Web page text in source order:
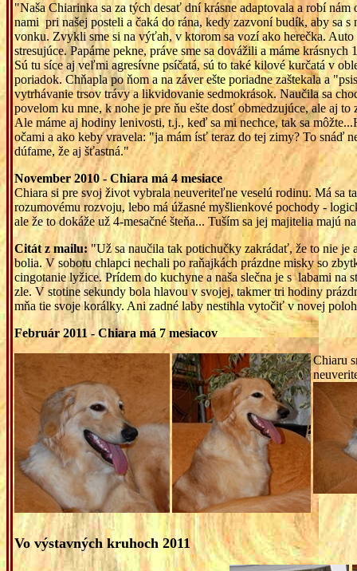
"Naša Chiarinka sa za tých desať dní krásne adaptovala a robí
nami pri našej posteli a čaká do rána, kedy zazvoní budík, aby sa
vonku. Zvykli sme si na výťah, v ktorom sa vozí ako herečka.
stresujúce. Papáme pekne, práve sme sa dovážili a máme
Sú tu síce aj veľmi agresívne psíčatá, sú to také kilové kurčatá v
poriadok. Chňapla po ňom a na záver ešte poriadne zaštekala a
vytrhávanie trsov trávy a likvidovanie sedmokrások. Naučila sa
povelom ku mne, k nohe je pre ňu ešte dosť obmedzujúce, ale aj
Ale máme aj hodiny lenivosti, t.j., keď sa mi nechce, tak sa
očami a ako keby vravela: "ja mám ísť teraz do tej zimy? To snáď
dúfame, že aj šťastná."
November 2010 - Chiara má 4 mesiace
Chiara si pre svoj život vybrala neuveriteľne veselú rodinu. Má sa
rozumovému rozvoju, lebo má úžasné myšlienkové pochody -
ale že to dokáže už 4-mesačné šteňa... Tuším sa jej majitelia majú
Citát z mailu: "Už sa naučila tak potichučky zakrádať, že to nie je
bolia. V sobotu chlapci nechali po raňajkách prázdne misky so
cingotanie lyžice. Prídem do kuchyne a naša slečna je s labami
zle. V stotine sekundy bola hlavou v svojej, takmer tri hodiny
mňa tie svoje korálky. Ani zadné laby nestihla vytočiť v novej
Február 2011 - Chiara má 7 mesiacov
Chiaru
Vo výstavných kruhoch 2011